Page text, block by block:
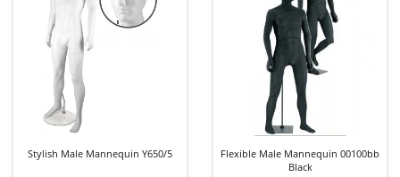
Stylish Male Mannequin Y650/5
Flexible Male Mannequin 00100bb
Black